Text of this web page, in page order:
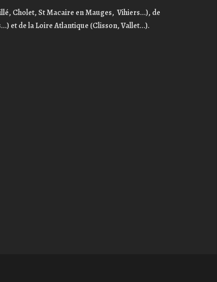
Cholet, St Macaire en Mauges, Vihiers…), de
et dela Loire Atlantique (Clisson, Vallet…).